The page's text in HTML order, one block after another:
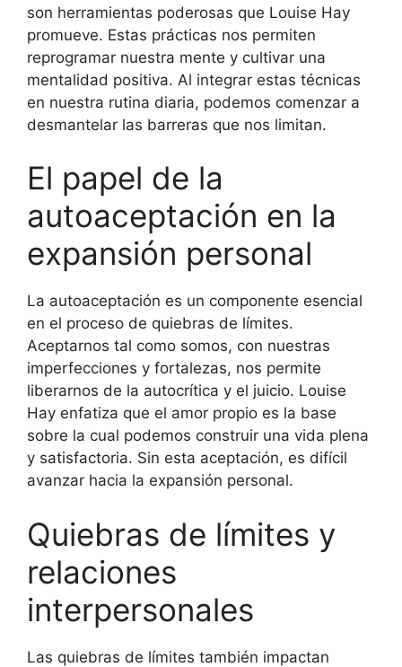
son herramientas poderosas que Louise Hay
promueve. Estas prácticas nos permiten
reprogramar nuestra mente y cultivar una
mentalidad positiva. Al integrar estas técnicas
en nuestra rutina diaria, podemos comenzar a
desmantelar las barreras que nos limitan.
El papel de la
autoaceptación en la
expansión personal
La autoaceptación es un componente esencial
en el proceso de quiebras de límites.
Aceptarnos tal como somos, con nuestras
imperfecciones y fortalezas, nos permite
liberarnos de la autocrítica y el juicio. Louise
Hay enfatiza que el amor propio es la base
sobre la cual podemos construir una vida plena
y satisfactoria. Sin esta aceptación, es difícil
avanzar hacia la expansión personal.
Quiebras de límites y
relaciones
interpersonales
Las quiebras de límites también impactan